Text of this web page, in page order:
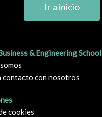
Ir a inicio
& Engineering School
contacto con nosotros
cookies